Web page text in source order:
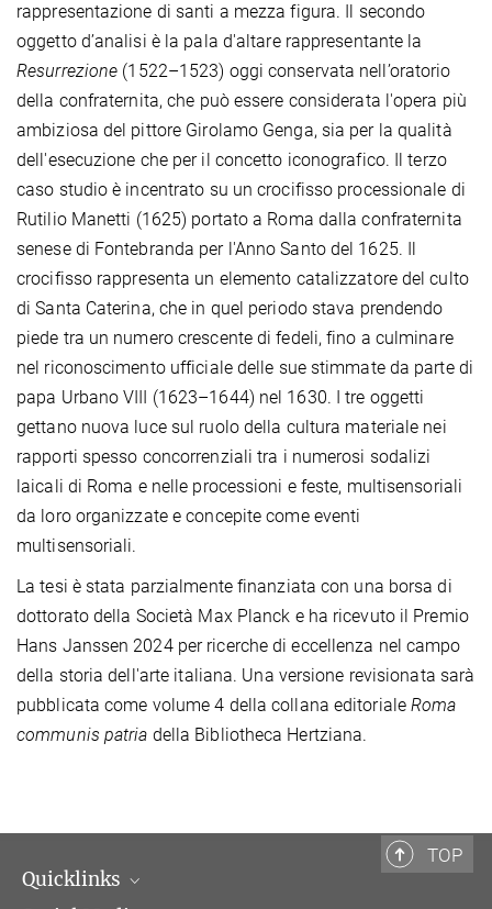
rappresentazione di santi a mezza figura. Il secondo
oggetto d’analisi è la pala d'altare rappresentante la
Resurrezione (1522–1523) oggi conservata nell’oratorio
della confraternita, che può essere considerata l'opera più
ambiziosa del pittore Girolamo Genga, sia per la qualità
dell'esecuzione che per il concetto iconografico. Il terzo
caso studio è incentrato su un crocifisso processionale di
Rutilio Manetti (1625) portato a Roma dalla confraternita
senese di Fontebranda per l'Anno Santo del 1625. Il
crocifisso rappresenta un elemento catalizzatore del culto
di Santa Caterina, che in quel periodo stava prendendo
piede tra un numero crescente di fedeli, fino a culminare
nel riconoscimento ufficiale delle sue stimmate da parte di
papa Urbano VIII (1623–1644) nel 1630. I tre oggetti
gettano nuova luce sul ruolo della cultura materiale nei
rapporti spesso concorrenziali tra i numerosi sodalizi
laicali di Roma e nelle processioni e feste, multisensoriali
da loro organizzate e concepite come eventi
multisensoriali.
La tesi è stata parzialmente finanziata con una borsa di
dottorato della Società Max Planck e ha ricevuto il Premio
Hans Janssen 2024 per ricerche di eccellenza nel campo
della storia dell'arte italiana. Una versione revisionata sarà
pubblicata come volume 4 della collana editorialeRoma
communis patria della Bibliotheca Hertziana.
TOP
Quicklinks